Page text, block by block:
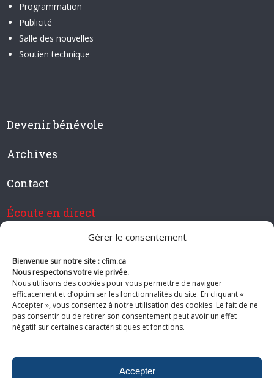
Gérer le consentement
Bienvenue sur notre site : cfim.ca
Nous respectons votre vie privée.
Nous utilisons des cookies pour vous permettre de naviguer
efficacement et d’optimiser les fonctionnalités du site. En cliquant «
Accepter », vous consentez à notre utilisation des cookies. Le fait de ne
pas consentir ou de retirer son consentement peut avoir un effet
négatif sur certaines caractéristiques et fonctions.
Accepter
Programmation
Publicité
Salle des nouvelles
Soutien technique
Devenir bénévole
Archives
Contact
Écoute en direct
Devenir membre de CFIM
Suivez-nous